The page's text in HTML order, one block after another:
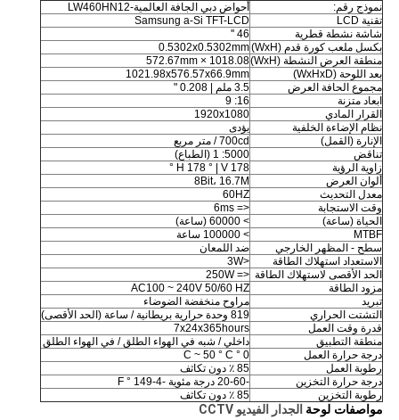
نموذج رقم:
أحواض دبي الجافة العالمية-LW460HN12
تقنية LCD
Samsung a-Si TFT-LCD
شاشة نشطة قطرية
46 ''
بكسل ملعب كورة قدم (WxH)
0.5302x0.5302mm
منطقة العرض النشطة (WxH)
1018.08 × 572.67mm
بعد اللوحة (WxHxD)
1021.98x576.57x66.9mm
مجموع الحافة العرض
3.5 ملم |
0.208 "
ابعاد متزنة
16: 9
القرار المادي
1920x1080
نظام الإضاءة الخلفية
يؤدى
الإنارة (القمل)
700cd / متر مربع
تناقض
5000: 1 (الطباع)
زاوية الرؤية
H 178 ° | V 178 °
ألوان العرض
8Bit، 16.7M
معدل التحديث
60HZ
وقت الاستجابة
<= 6ms
الحياة (ساعة)
> 60000 (ساعة)
MTBF
> 100000 ساعة
سطح - المظهر الخارجي
ضد اللمعان
الاستعداد استهلاك الطاقة
<3W
الحد الأقصى لاستهلاك الطاقة <= 250W
مزود الطاقة
AC100 ~ 240V 50/60 HZ
تبريد
مراوح منخفضة الضوضاء
التشتت الحراري
819 وحدة حرارية بريطانية / ساعة (الحد الأقصى)
قدرة وقت العمل
7x24x365hours
منطقة التطبيق
داخلي / شبه في الهواء الطلق / في الهواء الطلق
درجة حرارة العمل
0 ° C ~ 50 ° C
رطوبة العمل
85 ٪ دون تكاثف
درجة حرارة التخزين
-20-60 درجة مئوية
-4-149 ° F
رطوبة التخزين
85 ٪ دون تكاثف
مواصفات لوحة الجدار الفيديو CCTV